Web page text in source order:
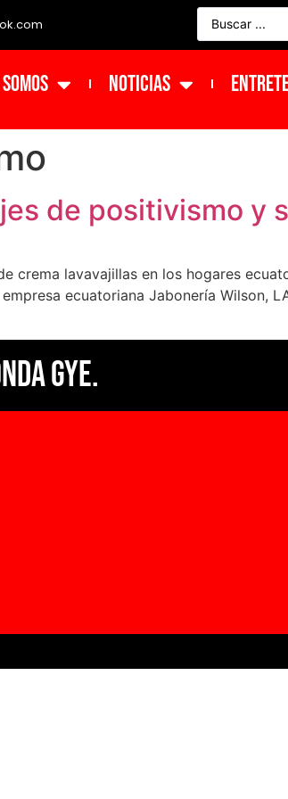
NOTICIAS
de positivismo y
crema lavavajillas en los hogares
ecuatoriana Jabonería Wilson,
Gye.